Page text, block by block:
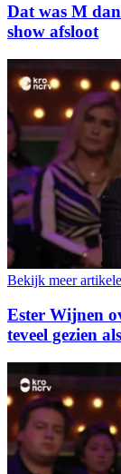
Dat was M
show afsloot
Bekijk meer
Ester Wijnen
teveel gezien